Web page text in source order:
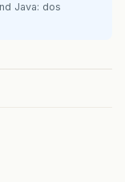
Java: dos